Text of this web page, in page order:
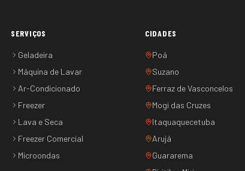
SERVIÇOS
Geladeira
Máquina de Lavar
Ar-Condicionado
Freezer
Lava e Seca
Freezer Comercial
Microondas
CIDADES
Poá
Suzano
Ferraz de Vasconcelos
Mogi das Cruzes
Itaquaquecetuba
Arujá
Guararema